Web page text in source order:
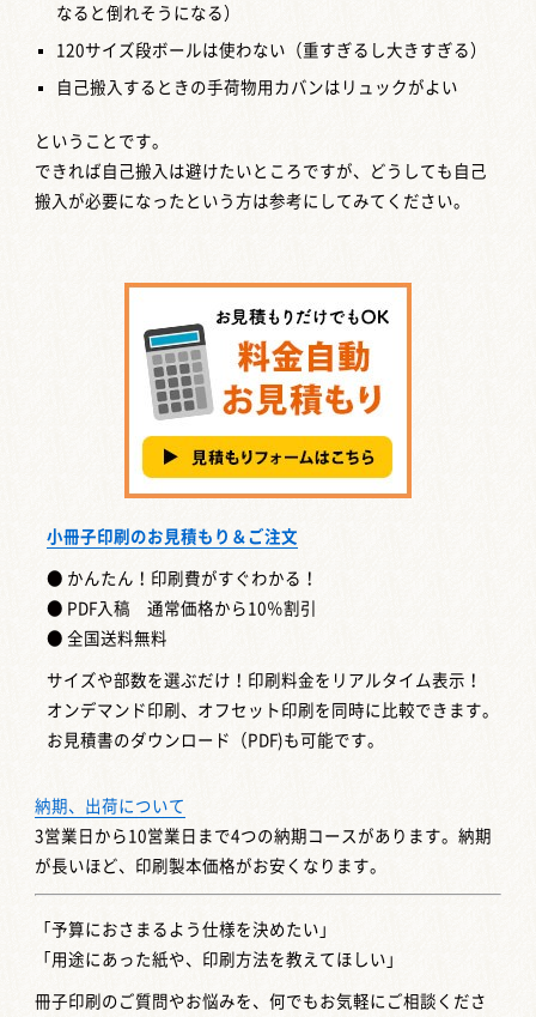
なると倒れそうになる）
120サイズ段ボールは使わない（重すぎるし大きすぎる）
自己搬入するときの手荷物用カバンはリュックがよい
ということです。
できれば自己搬入は避けたいところですが、どうしても自己
搬入が必要になったという方は参考にしてみてください。
小冊子印刷のお見積もり＆ご注文
● かんたん！印刷費がすぐわかる！
● PDF入稿 通常価格から10％割引
● 全国送料無料
サイズや部数を選ぶだけ！印刷料金をリアルタイム表示！
オンデマンド印刷、オフセット印刷を同時に比較できます。
お見積書のダウンロード（PDF)も可能です。
納期、出荷について
3営業日から10営業日まで4つの納期コースがあります。納期
が長いほど、印刷製本価格がお安くなります。
「予算におさまるよう仕様を決めたい」
「用途にあった紙や、印刷方法を教えてほしい」
冊子印刷のご質問やお悩みを、何でもお気軽にご相談くださ